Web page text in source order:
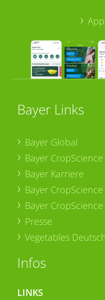
Bayer Links
Bayer Global
Bayer
Bayer Karriere
Bayer
Bayer
Presse
Vegetables
Infos
LINKS